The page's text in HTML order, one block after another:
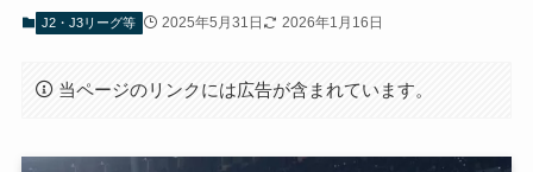
J2・J3リーグ等 2025年5月31日 2026年1月16日
当ページのリンクには広告が含まれています。